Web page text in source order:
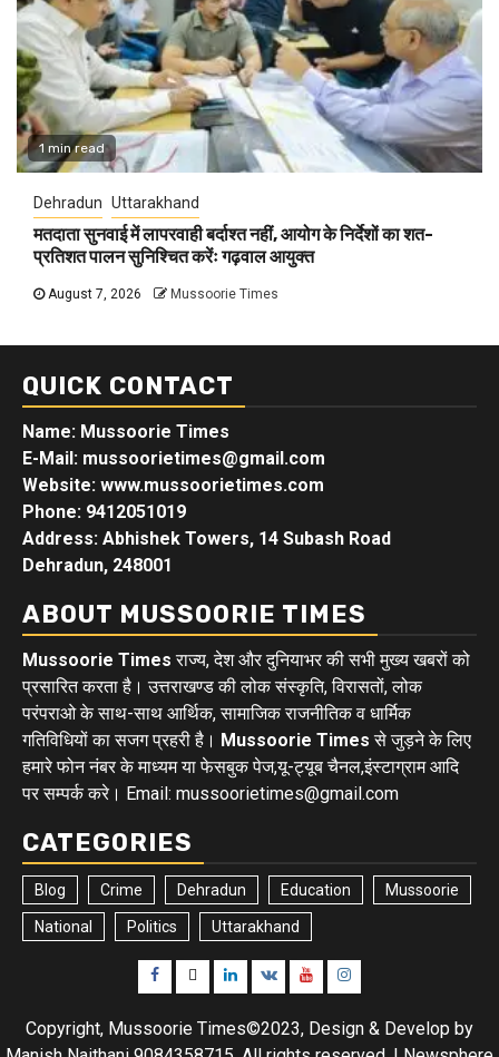
1 min read
Dehradun Uttarakhand
मतदाता सुनवाई में लापरवाही बर्दाश्त नहीं, आयोग के निर्देशों का शत-
प्रतिशत पालन सुनिश्चित करेंः गढ़वाल आयुक्त
August 7, 2026 Mussoorie Times
QUICK CONTACT
Name: Mussoorie Times
E-Mail: mussoorietimes@gmail.com
Website: www.mussoorietimes.com
Phone: 9412051019
Address: Abhishek Towers, 14 Subash Road
Dehradun, 248001
ABOUT MUSSOORIE TIMES
Mussoorie Times राज्य, देश और दुनियाभर की सभी मुख्य खबरों को
प्रसारित करता है। उत्तराखण्ड की लोक संस्कृति, विरासतों, लोक
परंपराओ के साथ-साथ आर्थिक, सामाजिक राजनीतिक व धार्मिक
गतिविधियों का सजग प्रहरी है। Mussoorie Times से जुड़ने के लिए
हमारे फोन नंबर के माध्यम या फेसबुक पेज,यू-ट्यूब चैनल,इंस्टाग्राम आदि
पर सम्पर्क करे। Email: mussoorietimes@gmail.com
CATEGORIES
Blog Crime Dehradun Education Mussoorie
National Politics Uttarakhand
Facebook
TwitterLinkedin
VK YoutubeInstagram
Copyright, Mussoorie Times©2023, Design & Develop by